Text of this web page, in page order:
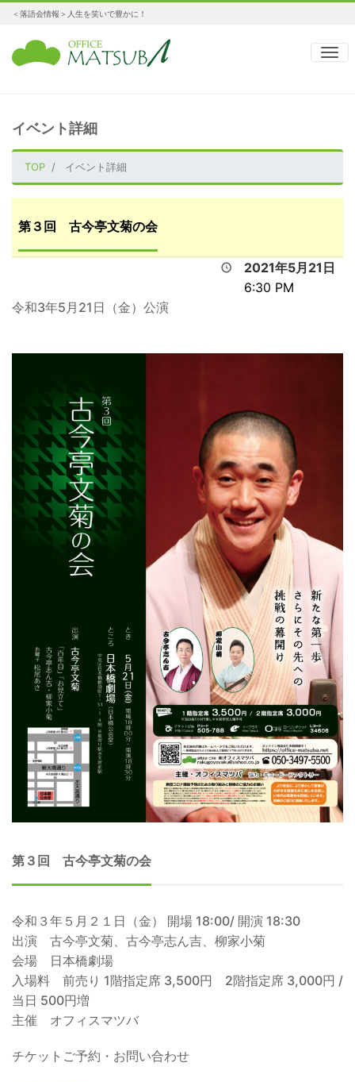
＜落語会情報＞人生を笑いで豊かに！
ナ
イベント詳細
TOP イベント詳細
第３回 古今亭文菊の会
2021年5月21日
6:30 PM
令和3年5月21日（金）公演
第３回 古今亭文菊の会
令和３年５月２１日（金） 開場 18:00/ 開演 18:30
出演 古今亭文菊、古今亭志ん吉、柳家小菊
会場 日本橋劇場
入場料 前売り 1階指定席 3,500円 2階指定席 3,000円 /
当日 500円増
主催 オフィスマツバ
チケットご予約・お問い合わせ